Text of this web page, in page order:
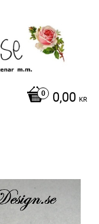
0,00 KR